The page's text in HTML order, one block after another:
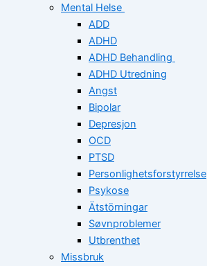
Mental Helse
ADD
ADHD
ADHD Behandling
ADHD Utredning
Angst
Bipolar
Depresjon
OCD
PTSD
Personlighetsforstyrrelse
Psykose
Ätstörningar
Søvnproblemer
Utbrenthet
Missbruk